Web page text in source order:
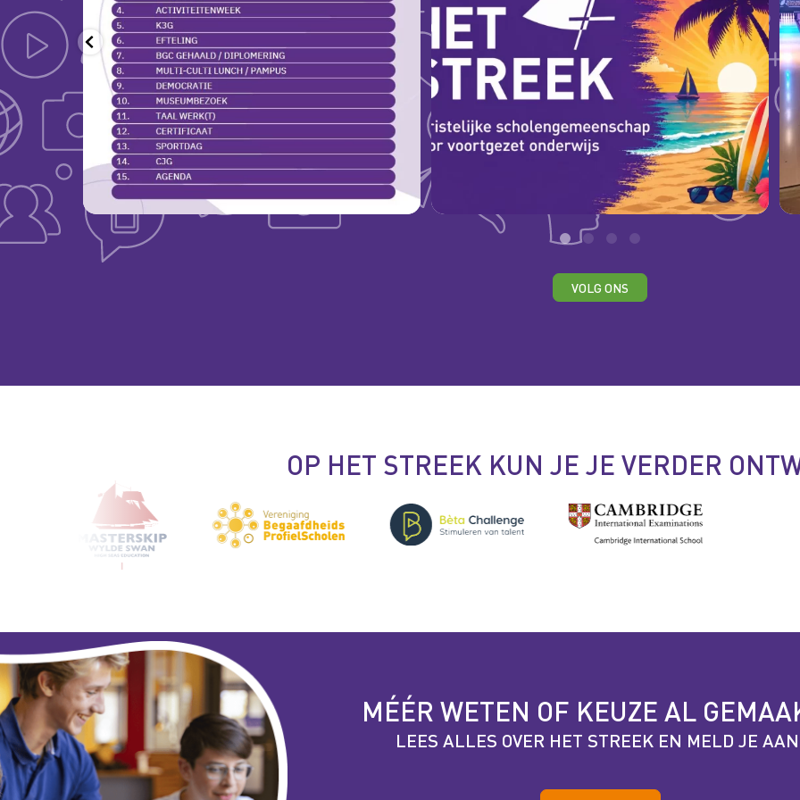
Met daarin belangrijke informatie over het nieuwe
intranet, terugblikken op de activiteitenweken en
natuurlijk de agenda voor na de zomervakantie.
Jul 20
22 0
43
VOLG ONS
OP HET STREEK KUN JE JE VERDER
MÉÉR WETEN OF KEUZE AL
LEES ALLES OVER HET STREEK EN MELD JE